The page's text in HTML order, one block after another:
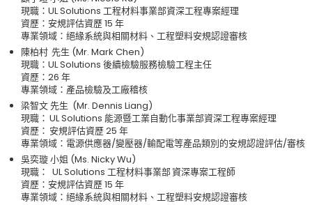
現職：UL Solutions 工程材料事業部資深工程專案經理
資歷：安規評估資歷 15 年
專業領域：絕緣系統與相關材料、工程塑料安規認證審核
陳柏村 先生 (Mr. Mark Chen)
現職：UL Solutions 後續檢驗服務檢驗工程主任
資歷：26 年
專業領域：產品檢驗及工廠稽核
梁智文 先生 (Mr. Dennis Liang)
現職： UL Solutions 能源暨工業自動化事業部資深工程專案經理
資歷： 安規評估資歷 25 年
專業領域：電源供應器/變壓器/輸配電等產品類別的安規認證評估/審核
吳奕璇 小姐 (Ms. Nicky Wu)
現職： UL Solutions 工程材料事業部 資深專案工程師
資歷：安規評估資歷 15 年
專業領域：絕緣系統與相關材料、工程塑料安規認證審核